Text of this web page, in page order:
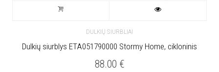
DULKIŲ SIURBLIAI
Dulkių siurblys ETA051790000 Stormy Home, cikloninis
88.00 €